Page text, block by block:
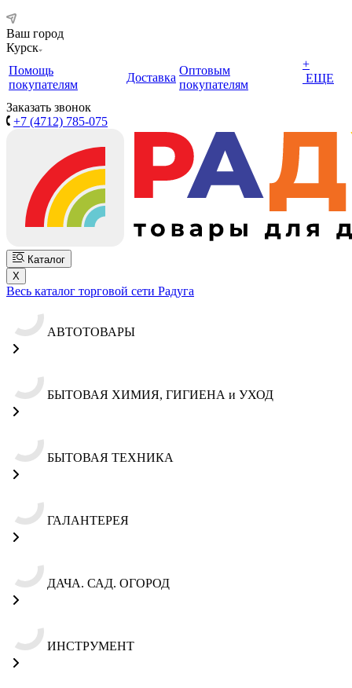
Ваш город
Курск
Помощь
покупателям
Доставка
Оптовым
покупателям
+
ЕЩЕ
Заказать звонок
+7 (4712) 785-075
Каталог
X
Весь каталог торговой сети Радуга
АВТОТОВАРЫ
БЫТОВАЯ ХИМИЯ, ГИГИЕНА и УХОД
БЫТОВАЯ ТЕХНИКА
ГАЛАНТЕРЕЯ
ДАЧА. САД. ОГОРОД
ИНСТРУМЕНТ